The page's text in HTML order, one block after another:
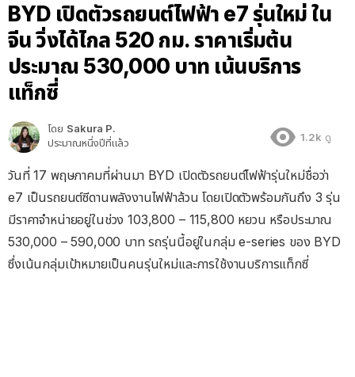
BYD เปิดตัวรถยนต์ไฟฟ้า e7 รุ่นใหม่ ใน
จีน วิ่งได้ไกล 520 กม. ราคาเริ่มต้น
ประมาณ 530,000 บาท เน้นบริการ
แท็กซี่
โดย Sakura P.
ประมาณหนึ่งปีที่แล้ว
1.2k ดู
วันที่ 17 พฤษภาคมที่ผ่านมา BYD เปิดตัวรถยนต์ไฟฟ้ารุ่นใหม่ชื่อว่า
e7 เป็นรถยนต์ซีดานพลังงานไฟฟ้าล้วน โดยเปิดตัวพร้อมกันถึง 3 รุ่น
มีราคาจำหน่ายอยู่ในช่วง 103,800 – 115,800 หยวน หรือประมาณ
530,000 – 590,000 บาท รถรุ่นนี้อยู่ในกลุ่ม e-series ของ BYD
ซึ่งเน้นกลุ่มเป้าหมายเป็นคนรุ่นใหม่และการใช้งานบริการแท็กซี่